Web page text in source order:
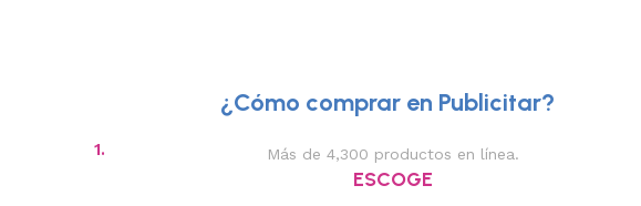
¿Cómo comprar en Publicitar?
1. Más de 4,300 productos en línea.
ESCOGE